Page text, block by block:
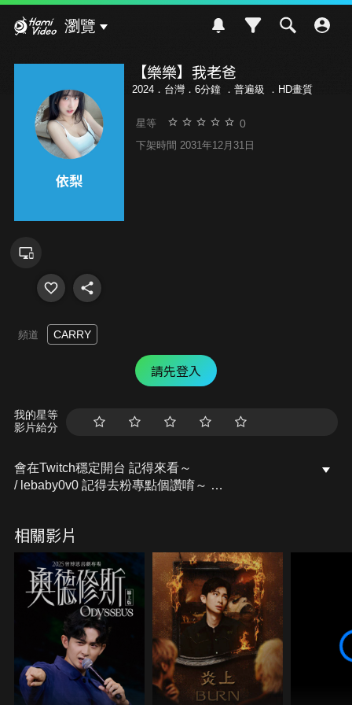
瀏覽
【樂樂】我老爸
2024．台灣．6分鐘 ． 普遍級 ．HD畫質
星等 0
下架時間 2031年12月31日
頻道 CARRY
請先登入
我的星等
影片給分
會在Twitch穩定開台 記得來看～
/ lebaby0v0 記得去粉專點個讚唷～
/ lebaby0v0 Instagram：lebaby0v0
/ lebaby0v0 本頻道授權相關請洽詢：
littlefish@mesports.com.tw
若非此窗口授權，一律概不承認。
業務合作請洽：san710501@mesports.com.tw
相關影片